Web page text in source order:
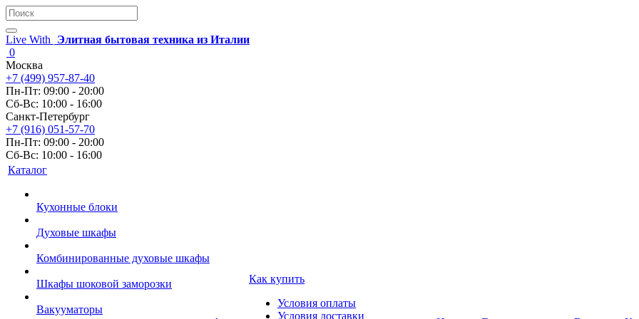
Live With
Элитная бытовая техника из Италии
0
Москва
+7 (499) 957-87-40
Пн-Пт: 09:00 - 20:00
Сб-Вс: 10:00 - 16:00
Санкт-Петербург
+7 (916) 051-57-70
Пн-Пт: 09:00 - 20:00
Сб-Вс: 10:00 - 16:00
Каталог
Кухонные блоки
Духовые шкафы
Комбинированные духовые шкафы
Шкафы шоковой заморозки
Вакууматоры
Как купить
Условия оплаты
Условия доставки